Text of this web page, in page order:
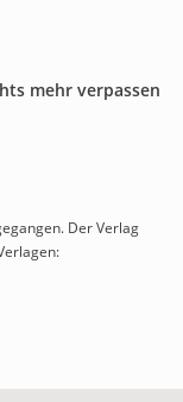
mehr verpassen
Der Verlag